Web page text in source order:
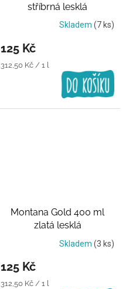
stříbrná lesklá
Skladem (7 ks)
125 Kč
Měrná
312,50 Kč / 1 l
Montana Gold 400 ml
zlatá lesklá
Skladem (3 ks)
125 Kč
Měrná
312,50 Kč / 1 l